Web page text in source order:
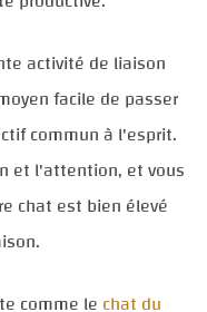
activité de liaison
facile de passer
commun à l'esprit.
et l'attention, et vous
chat est bien élevé
comme le chat du